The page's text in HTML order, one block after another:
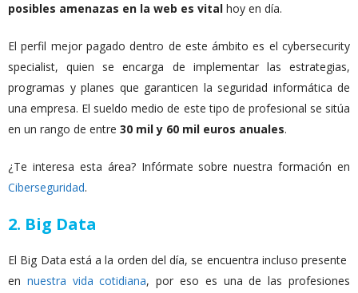
posibles amenazas en la web es vital hoy en día.
El perfil mejor pagado dentro de este ámbito es el cybersecurity
specialist, quien se encarga de implementar las estrategias,
programas y planes que garanticen la seguridad informática de
una empresa. El sueldo medio de este tipo de profesional se sitúa
en un rango de entre 30 mil y 60 mil euros anuales.
¿Te interesa esta área? Infórmate sobre nuestra formación en
Ciberseguridad.
2. Big Data
El Big Data está a la orden del día, se encuentra incluso presente
en nuestra vida cotidiana, por eso es una de las profesiones